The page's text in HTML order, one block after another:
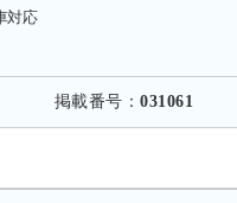
対応
掲載番号：031061